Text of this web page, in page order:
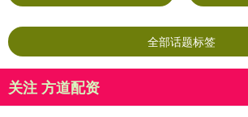
全部话题标签
关注 方道配资